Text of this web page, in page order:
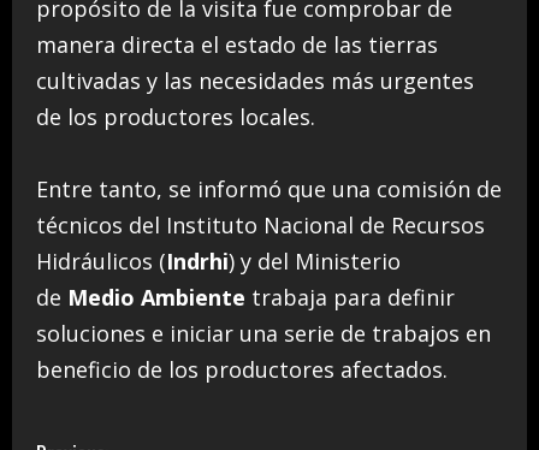
propósito de la visita fue comprobar de
manera directa el estado de las tierras
cultivadas y las necesidades más urgentes
de los productores locales.
Entre tanto, se informó que una comisión de
técnicos del Instituto Nacional de Recursos
Hidráulicos (Indrhi) y del Ministerio
de Medio Ambiente trabaja para definir
soluciones e iniciar una serie de trabajos en
beneficio de los productores afectados.